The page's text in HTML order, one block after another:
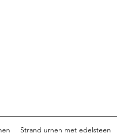
Strand urnen met edelsteen